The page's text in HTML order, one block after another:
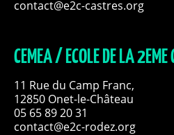
contact@e2c-castres.org
CEMEA / ECOLE DE LA 2EME
11 Rue du Camp Franc,
12850 Onet-le-Château
05 65 89 20 31
contact@e2c-rodez.org